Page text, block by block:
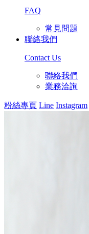
FAQ
常見問題
聯絡我們
Contact Us
聯絡我們
業務洽詢
粉絲專頁 Line Instagram